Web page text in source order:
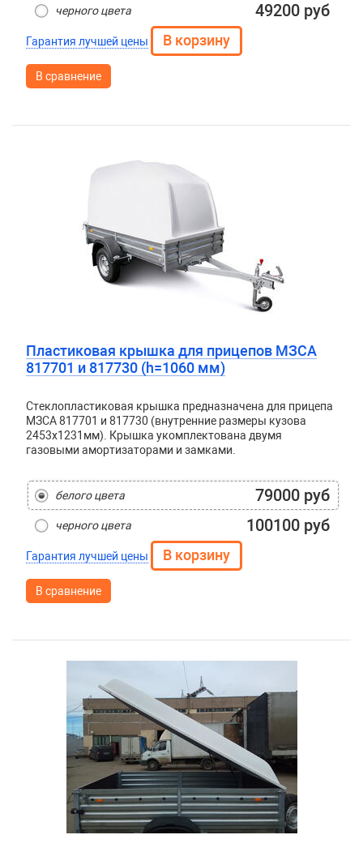
черного цвета 49200 руб
Гарантия лучшей цены
В сравнение
Пластиковая крышка для прицепов МЗСА
817701 и 817730 (h=1060 мм)
Стеклопластиковая крышка предназначена для прицепа
МЗСА 817701 и 817730 (внутренние размеры кузова
2453x1231мм). Крышка укомплектована двумя
газовыми амортизаторами и замками.
белого цвета 79000 руб
черного цвета 100100 руб
Гарантия лучшей цены
В сравнение